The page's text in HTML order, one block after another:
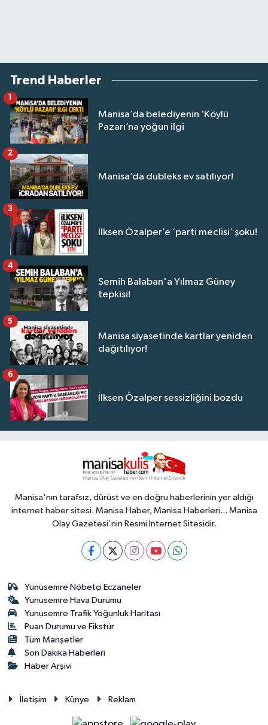
Trend Haberler
Manisa’da belediyenin ‘Köylü
Pazarı’na yoğun ilgi
Manisa’da dubleks ev satılıyor!
2
İlksen Özalper’e ‘parti meclisi’ şoku!
3
Semih Balaban'a Yılmaz Güney
tepkisi!
4
Manisa siyasetinde kartlar yeniden
dağıtılıyor!
5
İlksen Özalper sessizliğini bozdu
6
Manisa'nın tarafsız, dürüst ve en doğru haberlerinin yer aldığı
internet haber sitesi. Manisa Haber, Manisa Haberleri... Manisa
Olay Gazetesi'nin Resmi İnternet Sitesidir.
Yunusemre Nöbetçi Eczaneler
Yunusemre Hava Durumu
Yunusemre Trafik Yoğunluk Haritası
Puan Durumu ve Fikstür
Tüm Manşetler
Son Dakika Haberleri
Haber Arşivi
İletişim Künye Reklam